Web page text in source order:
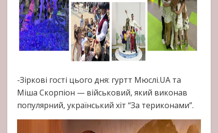
-Зіркові гості цього дня: гуртт Мюслі.UA та
Міша Скорпіон — військовий, який виконав
популярний, український хіт “За териконами”.